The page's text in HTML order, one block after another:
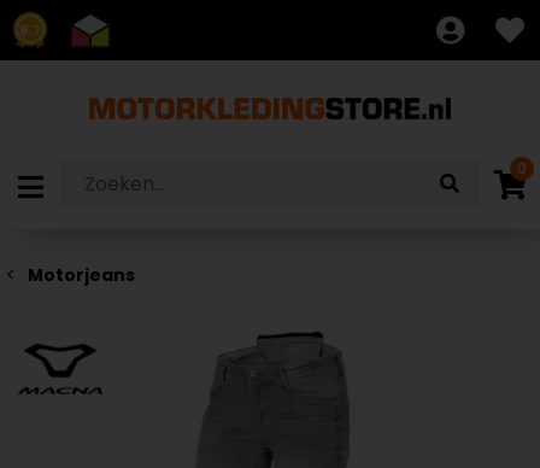
8.7
0
Motorjeans